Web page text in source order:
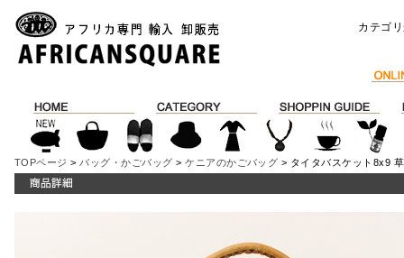
カテゴ
TOPページ > バッグ・かごバッグ >ケニアのかごバッグ > タイタバスケット8x9